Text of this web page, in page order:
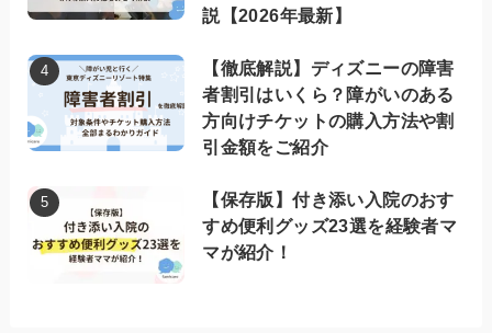
説【2026年最新】
【徹底解説】ディズニーの障害
者割引はいくら？障がいのある
方向けチケットの購入方法や割
引金額をご紹介
【保存版】付き添い入院のおす
すめ便利グッズ23選を経験者マ
マが紹介！